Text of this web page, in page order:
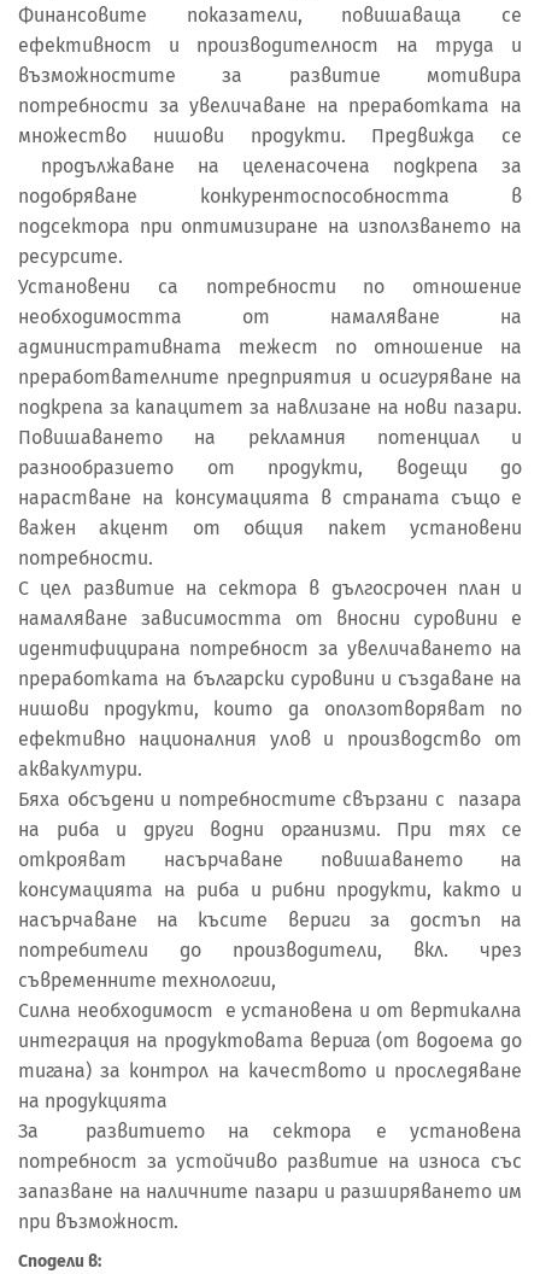
Финансовите показатели, повишаваща се
ефективност и производителност на труда и
възможностите за развитие мотивира
потребности за увеличаване на преработката на
множество нишови продукти. Предвижда се
продължаване на целенасочена подкрепа за
подобряване конкурентоспособността в
подсектора при оптимизиране на използването на
ресурсите.
Установени са потребности по отношение
необходимостта от намаляване на
административната тежест по отношение на
преработвателните предприятия и осигуряване на
подкрепа за капацитет за навлизане на нови пазари.
Повишаването на рекламния потенциал и
разнообразието от продукти, водещи до
нарастване на консумацията в страната също е
важен акцент от общия пакет установени
потребности.
С цел развитие на сектора в дългосрочен план и
намаляване зависимостта от вносни суровини е
идентифицирана потребност за увеличаването на
преработката на български суровини и създаване на
нишови продукти, които да оползотворяват по
ефективно националния улов и производство от
аквакултури.
Бяха обсъдени и потребностите свързани с пазара
на риба и други водни организми. При тях се
открояват насърчаване повишаването на
консумацията на риба и рибни продукти, както и
насърчаване на късите вериги за достъп на
потребители до производители, вкл. чрез
съвременните технологии,
Силна необходимост е установена и от вертикална
интеграция на продуктовата верига (от водоема до
тигана) за контрол на качеството и проследяване
на продукцията
За развитието на сектора е установена
потребност за устойчиво развитие на износа със
запазване на наличните пазари и разширяването им
при възможност.
Сподели в: